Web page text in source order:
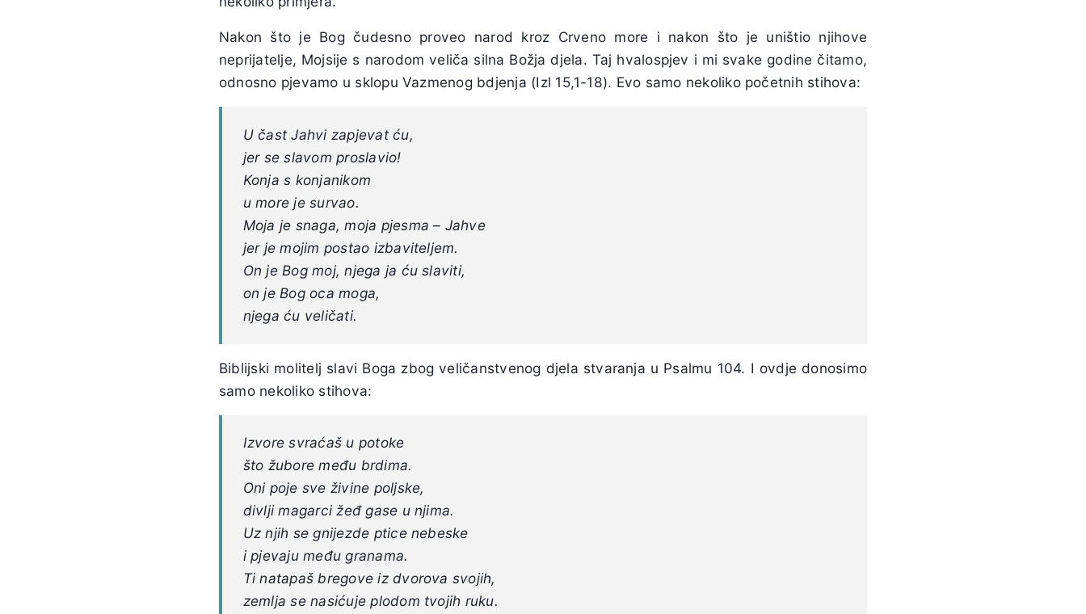
Nakon što je Bog čudesno proveo narod kroz Crveno more i nakon što je uništio njihove
neprijatelje, Mojsije s narodom veliča silna Božja djela. Taj hvalospjev i mi svake godine čitamo,
odnosno pjevamo u sklopu Vazmenog bdjenja (Izl 15,1-18). Evo samo nekoliko početnih stihova:
U čast Jahvi zapjevat ću,
jer se slavom proslavio!
Konja s konjanikom
u more je survao.
Moja je snaga, moja pjesma – Jahve
jer je mojim postao izbaviteljem.
On je Bog moj, njega ja ću slaviti,
on je Bog oca moga,
njega ću veličati.
Biblijski molitelj slavi Boga zbog veličanstvenog djela stvaranja u Psalmu 104. I ovdje donosimo
samo nekoliko stihova:
Izvore svraćaš u potoke
što žubore među brdima.
Oni poje sve živine poljske,
divlji magarci žeđ gase u njima.
Uz njih se gnijezde ptice nebeske
i pjevaju među granama.
Ti natapaš bregove iz dvorova svojih,
zemlja se nasićuje plodom tvojih ruku.